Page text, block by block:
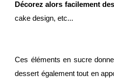
Décorez alors facilement
cake design, etc...
Ces éléments en sucre
dessert également tout en